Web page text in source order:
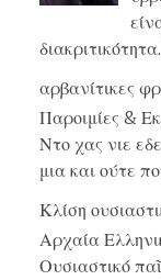
αρβανίτικες
Παροιμίες &
Ντο χας νιε
μια και ούτε
Κλίση
Αρχαία
Ουσιαστικό